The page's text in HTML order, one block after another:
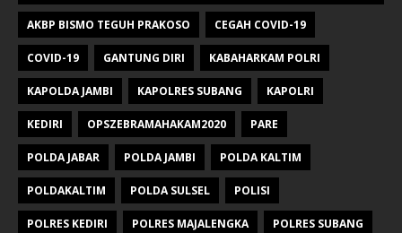
AKBP BISMO TEGUH PRAKOSO CEGAH COVID-19
COVID-19 GANTUNG DIRI KABAHARKAM POLRI
KAPOLDA JAMBI KAPOLRES SUBANG KAPOLRI
KEDIRI OPSZEBRAMAHAKAM2020 PARE
POLDA JABAR POLDA JAMBI POLDA KALTIM
POLDAKALTIM POLDA SULSEL POLISI
POLRES KEDIRI POLRES MAJALENGKA POLRES SUBANG